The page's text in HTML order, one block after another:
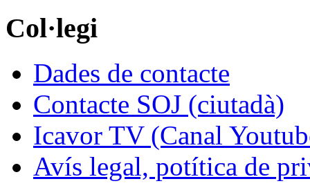
Col·legi
Dades de contacte
Contacte SOJ (ciutadà)
Icavor TV (Canal
Avís legal, potítica de